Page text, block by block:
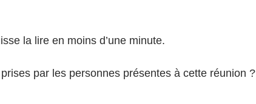
la lire en moins d’une minute.
par les personnes présentes à cette réunion ?